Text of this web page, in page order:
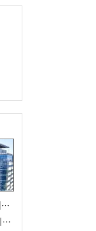
與가 막은 ‘산은 부산행’…전재수 강력한 의지 표명 없인 공염불
전재수·이성권, 첫 상견례 “2차 공공기관 이전 초당 협력”(종합)